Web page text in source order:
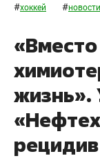
#хоккей #
жизнь».